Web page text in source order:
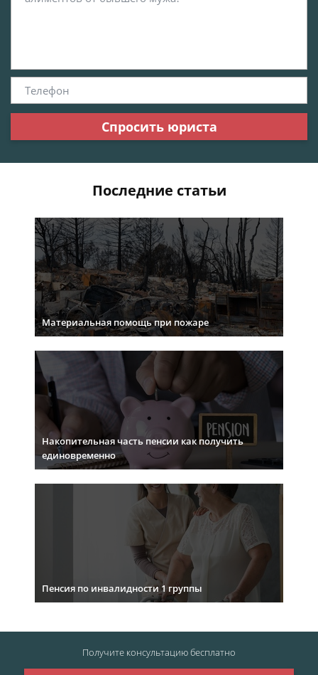
Спросить юриста
Последние статьи
Материальная помощь при пожаре
Накопительная часть пенсии как получить
единовременно
Пенсия по инвалидности 1 группы
Получите консультациюбесплатно